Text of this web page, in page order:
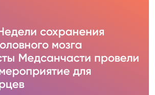
сохранения
мозга
Медсанчасти провели
для